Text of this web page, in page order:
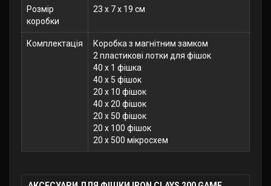
Розмір
коробки
23 x 7 x 19 см
Комплектація
Коробка з магнітним замком
2 пластикові лотки для фішок
40 х 1 фішка
40 х 5 фішок
20 х 10 фішок
40 х 20 фішок
20 х 50 фішок
20 х 100 фішок
20 х 500 мікросхем